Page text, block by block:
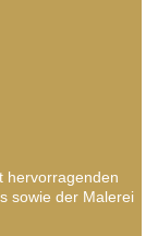
hervorragenden
sowie der Malerei